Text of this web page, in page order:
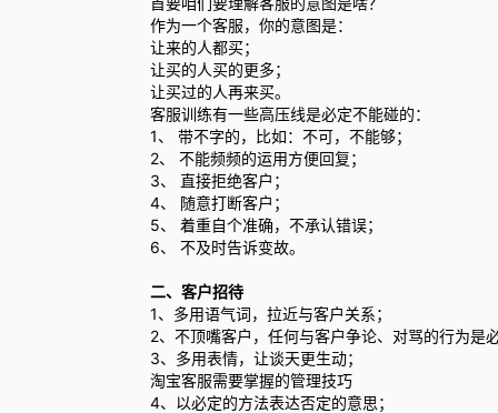
作为一个客服，你的意图是：
让来的人都买；
让买的人买的更多；
让买过的人再来买。
客服训练有一些高压线是必定不能碰的：
1、 带不字的，比如：不可，不能够；
2、 不能频频的运用方便回复；
3、 直接拒绝客户；
4、 随意打断客户；
5、 着重自个准确，不承认错误；
6、 不及时告诉变故。
二、客户招待
1、多用语气词，拉近与客户关系；
2、不顶嘴客户，任何与客户争论、对骂的行为是
3、多用表情，让谈天更生动；
淘宝客服需要掌握的管理技巧
4、以必定的方法表达否定的意思；